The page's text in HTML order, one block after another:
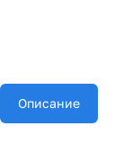
Описание